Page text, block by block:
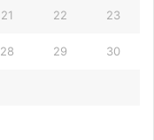
21 22 23
28 29 30